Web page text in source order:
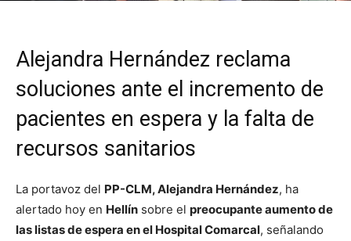
Alejandra Hernández reclama
soluciones ante el incremento de
pacientes en espera y la falta de
recursos sanitarios
La portavoz del PP-CLM, Alejandra Hernández, ha
alertado hoy en Hellín sobre el preocupante aumento de
las listas de espera en el Hospital Comarcal, señalando